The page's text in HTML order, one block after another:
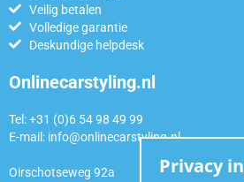
Veilig betalen
Volledige garantie
Deskundige helpdesk
Onlinecarstyling.nl
Tel: +31 (0)6 54 98 49 99
E-mail: info@onlinecarstyling.nl
Oirschotseweg 92a
Privacy